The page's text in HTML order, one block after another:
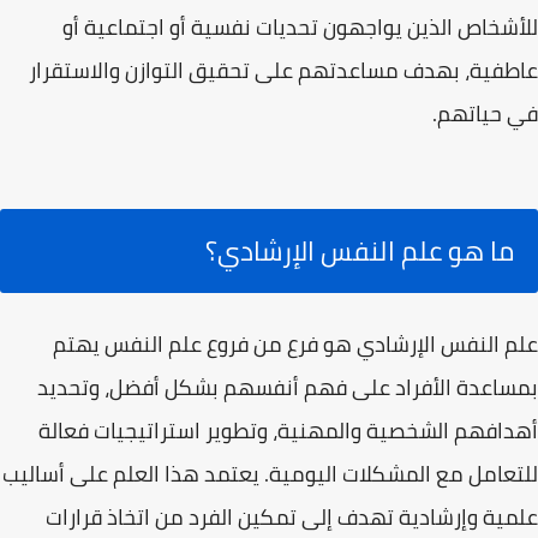
للأشخاص الذين يواجهون تحديات نفسية أو اجتماعية أو
عاطفية، بهدف مساعدتهم على تحقيق التوازن والاستقرار
في حياتهم.
ما هو علم النفس الإرشادي؟
علم النفس الإرشادي هو فرع من فروع علم النفس يهتم
بمساعدة الأفراد على فهم أنفسهم بشكل أفضل، وتحديد
أهدافهم الشخصية والمهنية، وتطوير استراتيجيات فعالة
للتعامل مع المشكلات اليومية. يعتمد هذا العلم على أساليب
علمية وإرشادية تهدف إلى تمكين الفرد من اتخاذ قرارات